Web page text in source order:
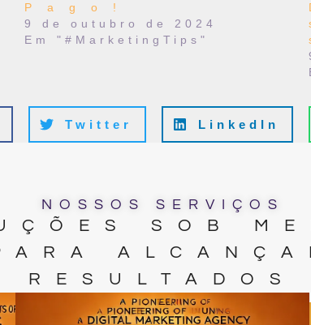
Pago!
9 de outubro de 2024
Em "#MarketingTips"
Twitter LinkedIn
NOSSOS SERVIÇOS
SOB
RESULTADOS